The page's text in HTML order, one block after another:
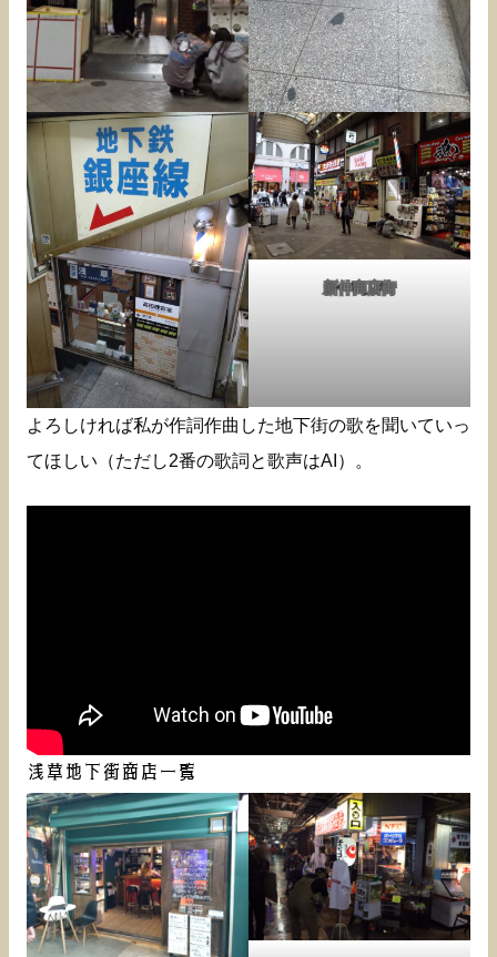
新仲商店街
よろしければ私が作詞作曲した地下街の歌を聞いていっ
てほしい（ただし2番の歌詞と歌声はAI）。
浅草地下街商店一覧